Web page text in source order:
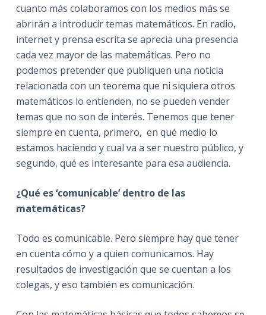
cuanto más colaboramos con los medios más se
abrirán a introducir temas matemáticos. En radio,
internet y prensa escrita se aprecia una presencia
cada vez mayor de las matemáticas. Pero no
podemos pretender que publiquen una noticia
relacionada con un teorema que ni siquiera otros
matemáticos lo entienden, no se pueden vender
temas que no son de interés. Tenemos que tener
siempre en cuenta, primero, en qué medio lo
estamos haciendo y cual va a ser nuestro público, y
segundo, qué es interesante para esa audiencia.
¿Qué es‘comunicable’dentrode las
matemáticas?
Todo es comunicable. Pero siempre hay que tener
en cuenta cómo y a quien comunicamos. Hay
resultados de investigación que se cuentan a los
colegas, y eso también es comunicación.